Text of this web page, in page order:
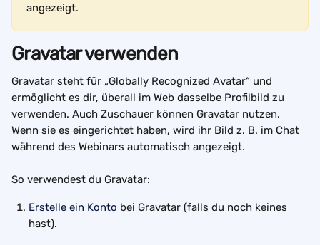
angezeigt.
Gravatar verwenden
Gravatar steht für „Globally Recognized Avatar“ und
ermöglicht es dir, überall im Web dasselbe Profilbild zu
verwenden. Auch Zuschauer können Gravatar nutzen.
Wenn sie es eingerichtet haben, wird ihr Bild z. B. im Chat
während des Webinars automatisch angezeigt.
So verwendest du Gravatar:
Erstelle ein Konto bei Gravatar (falls du noch keines
hast).